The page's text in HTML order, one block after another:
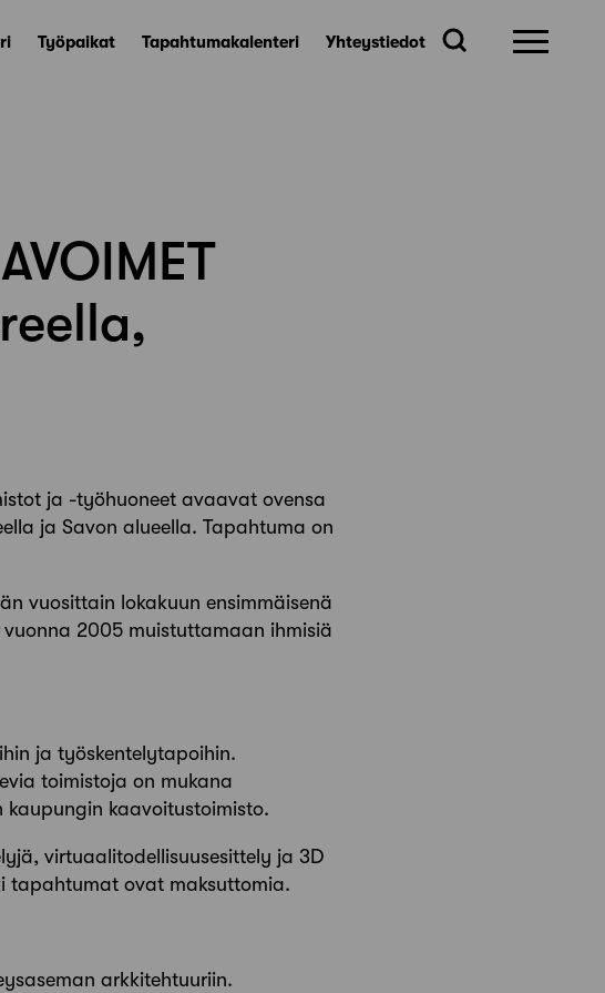
Työpaikat Tapahtumakalenteri Yhteystiedot
ja -työhuoneet avaavat ovensa
ja Savon alueella. Tapahtuma on
vuosittain lokakuun ensimmäisenä
vuonna 2005 muistuttamaan ihmisiä
ja työskentelytapoihin.
toimistoja on mukana
kaavoitustoimisto.
virtuaalitodellisuusesittely ja 3D
tapahtumat ovat maksuttomia.
arkkitehtuuriin.